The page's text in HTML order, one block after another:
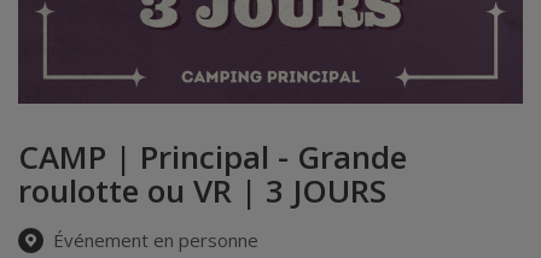
CAMP | Principal - Grande
roulotte ou VR | 3 JOURS
Événement en personne